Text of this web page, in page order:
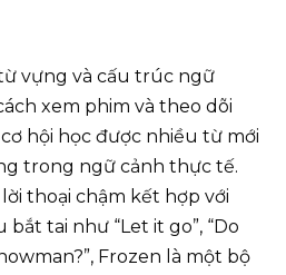
vựng và cấu trúc ngữ
xem phim và theo dõi
hội học được nhiều từ mới
trong ngữ cảnh thực tế.
thoại chậm kết hợp với
tai như “Let it go”, “Do
Frozen là một bộ